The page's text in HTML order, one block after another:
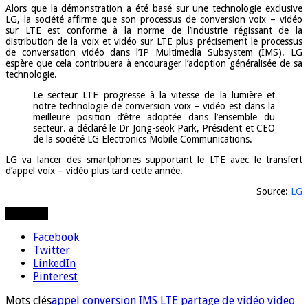
Alors que la démonstration a été basé sur une technologie exclusive
LG, la société affirme que son processus de conversion voix – vidéo
sur LTE est conforme à la norme de l’industrie régissant de la
distribution de la voix et vidéo sur LTE plus précisement le processus
de conversation vidéo dans l’IP Multimedia Subsystem (IMS). LG
espère que cela contribuera à encourager l’adoption généralisée de sa
technologie.
Le secteur LTE progresse à la vitesse de la lumière et
notre technologie de conversion voix – vidéo est dans la
meilleure position d’être adoptée dans l’ensemble du
secteur. a déclaré le Dr Jong-seok Park, Président et CEO
de la société LG Electronics Mobile Communications.
LG va lancer des smartphones supportant le LTE avec le transfert
d’appel voix – vidéo plus tard cette année.
Source: LG
Facebook
Twitter
LinkedIn
Pinterest
Mots clésappel conversion IMS LTE partage de vidéo video